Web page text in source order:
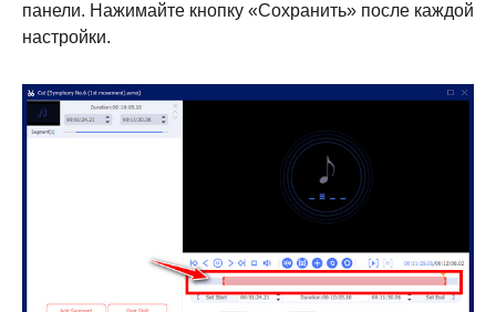
панели. Нажимайте кнопку «Сохранить» после каждой
настройки.